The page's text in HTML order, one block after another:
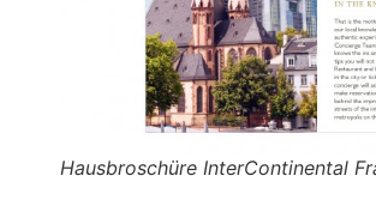
Hausbroschüre InterContinental